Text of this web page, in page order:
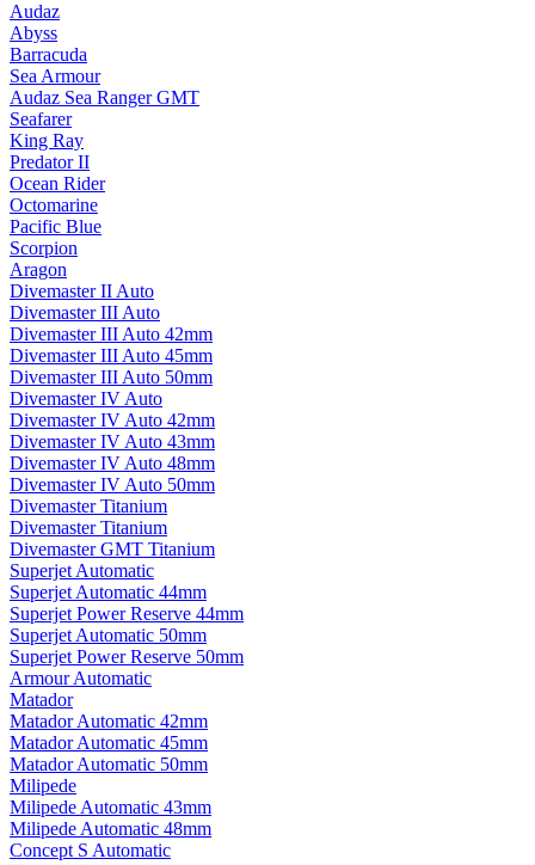
Audaz
Abyss
Barracuda
Sea Armour
Audaz Sea Ranger GMT
Seafarer
King Ray
Predator II
Ocean Rider
Octomarine
Pacific Blue
Scorpion
Aragon
Divemaster II Auto
Divemaster III Auto
Divemaster III Auto 42mm
Divemaster III Auto 45mm
Divemaster III Auto 50mm
Divemaster IV Auto
Divemaster IV Auto 42mm
Divemaster IV Auto 43mm
Divemaster IV Auto 48mm
Divemaster IV Auto 50mm
Divemaster Titanium
Divemaster Titanium
Divemaster GMT Titanium
Superjet Automatic
Superjet Automatic 44mm
Superjet Power Reserve 44mm
Superjet Automatic 50mm
Superjet Power Reserve 50mm
Armour Automatic
Matador
Matador Automatic 42mm
Matador Automatic 45mm
Matador Automatic 50mm
Milipede
Milipede Automatic 43mm
Milipede Automatic 48mm
Concept S Automatic